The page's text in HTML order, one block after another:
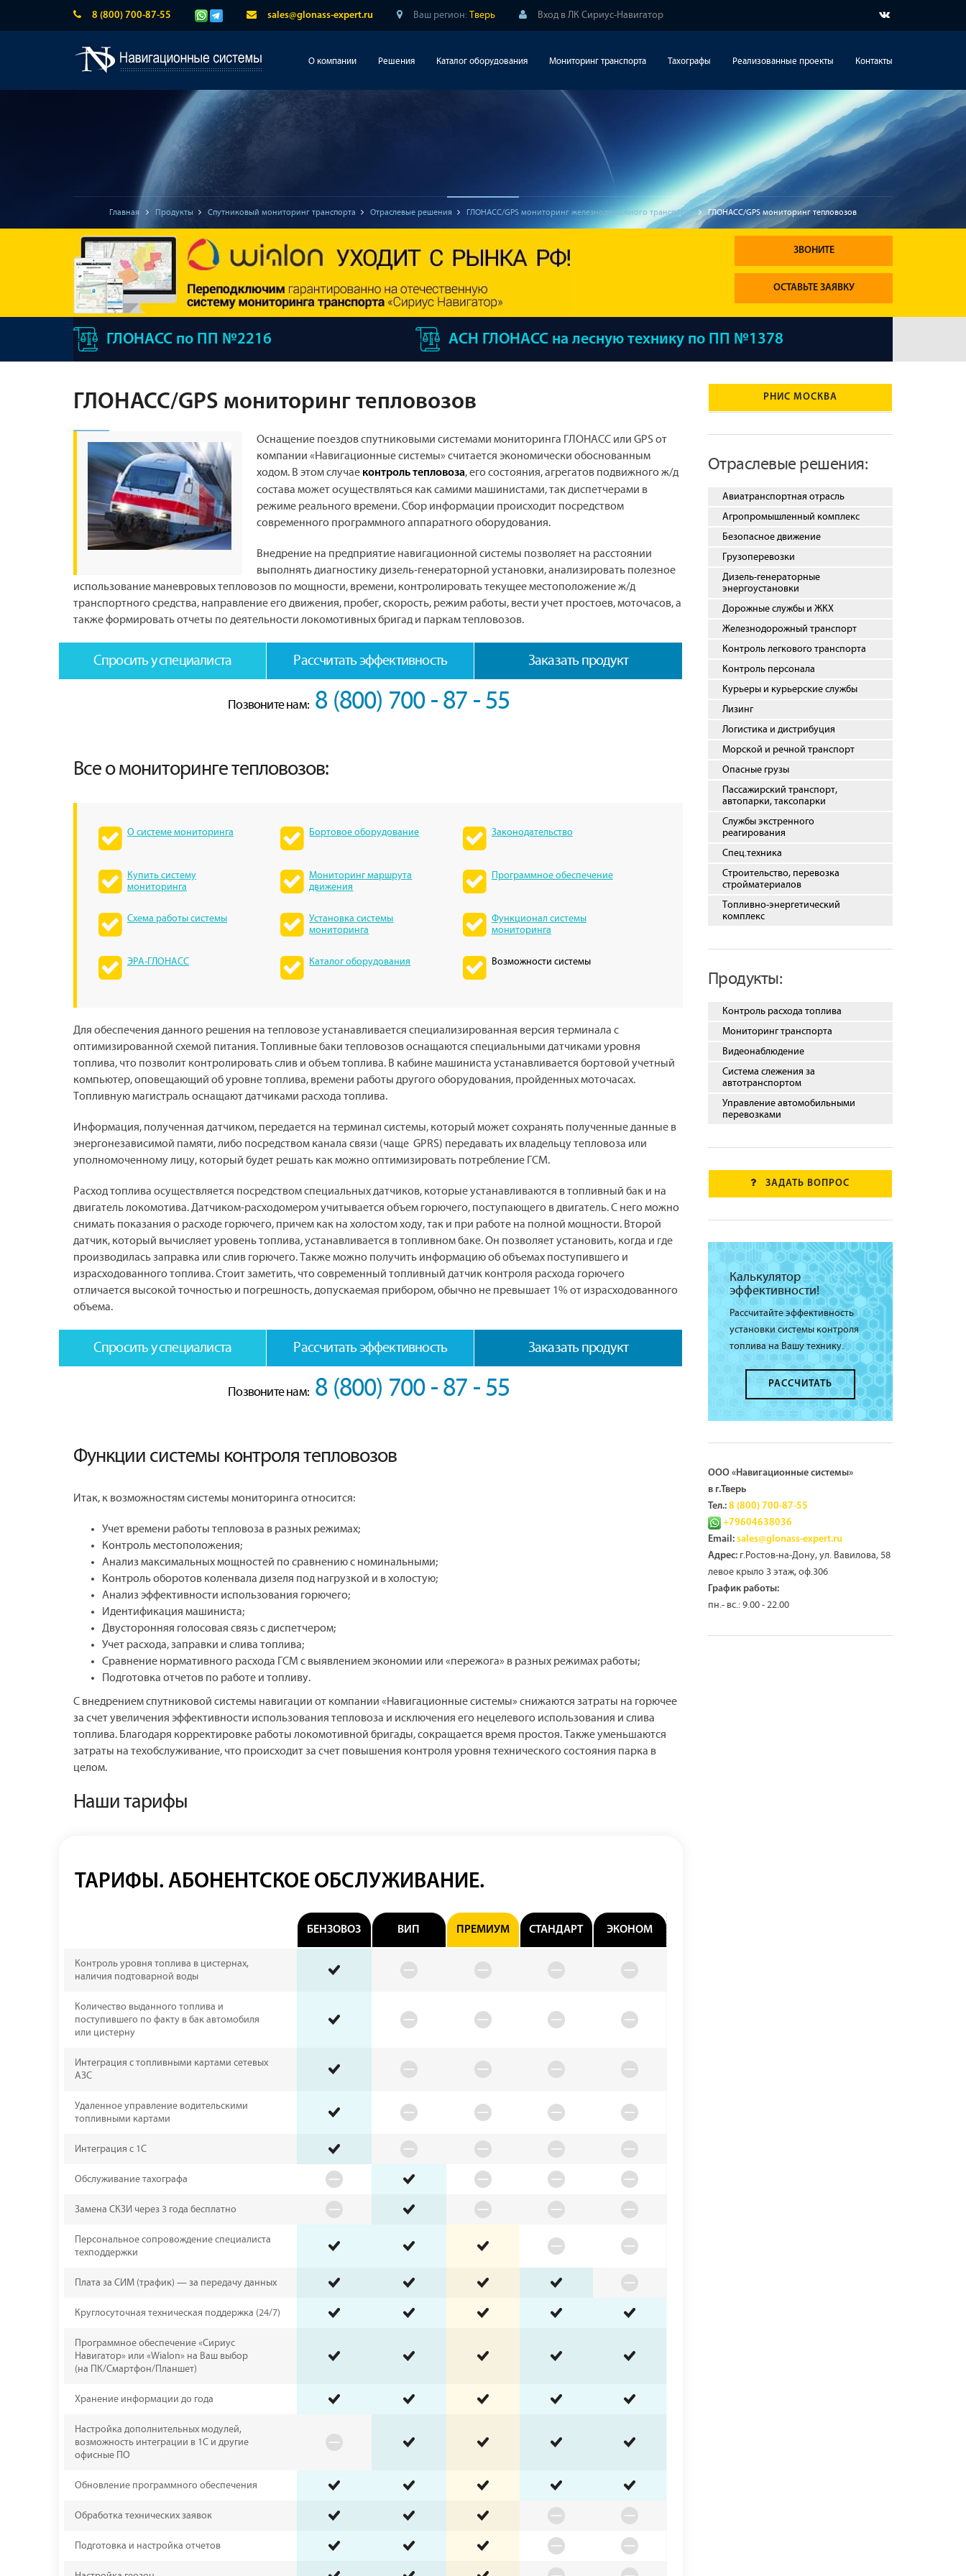
8 (800) 700-87-55 sales@glonass-expert.ru Ваш регион: Тверь Вход в ЛК Сириус-Навигатор
О компании Решения Каталог оборудования Мониторинг транспорта Тахографы Реализованные проекты Контакты
Главная Продукты Спутниковый мониторинг транспорта Отраслевые решения ГЛОНАСС/GPS мониторинг железнодорожного транспорта ГЛОНАСС/GPS мониторинг тепловозов
ЗВОНИТЕ
ОСТАВЬТЕ ЗАЯВКУ
ГЛОНАСС по ПП №2216 АСН ГЛОНАСС на лесную технику по ПП №1378
ГЛОНАСС/GPS мониторинг тепловозов
Оснащение поездов спутниковыми системами мониторинга ГЛОНАСС или GPS от
компании «Навигационные системы» считается экономически обоснованным
ходом. В этом случае контроль тепловоза, его состояния, агрегатов подвижного ж/д
состава может осуществляться как самими машинистами, так диспетчерами в
режиме реального времени. Сбор информации происходит посредством
современного программного аппаратного оборудования.
Внедрение на предприятие навигационной системы позволяет на расстоянии
выполнять диагностику дизель-генераторной установки, анализировать полезное
использование маневровых тепловозов по мощности, времени, контролировать текущее местоположение ж/д
транспортного средства, направление его движения, пробег, скорость, режим работы, вести учет простоев, моточасов, а
также формировать отчеты по деятельности локомотивных бригад и паркам тепловозов.
Спросить у специалиста Рассчитать эффективность Заказать продукт
Позвоните нам: 8 (800) 700 - 87 - 55
Все о мониторинге тепловозов:
О системе мониторинга Бортовое оборудование Законодательство
Купить систему
мониторинга
Мониторинг маршрута
движения
Программное обеспечение
Схема работы системы
Установка системы
мониторинга
Функционал системы
мониторинга
ЭРА-ГЛОНАСС Каталог оборудования Возможности системы
Для обеспечения данного решения на тепловозе устанавливается специализированная версия терминала с
оптимизированной схемой питания. Топливные баки тепловозов оснащаются специальными датчиками уровня
топлива, что позволит контролировать слив и объем топлива. В кабине машиниста устанавливается бортовой учетный
компьютер, оповещающий об уровне топлива, времени работы другого оборудования, пройденных моточасах.
Топливную магистраль оснащают датчиками расхода топлива.
Информация, полученная датчиком, передается на терминал системы, который может сохранять полученные данные в
энергонезависимой памяти, либо посредством канала связи (чаще GPRS) передавать их владельцу тепловоза или
уполномоченному лицу, который будет решать как можно оптимизировать потребление ГСМ.
Расход топлива осуществляется посредством специальных датчиков, которые устанавливаются в топливный бак и на
двигатель локомотива. Датчиком-расходомером учитывается объем горючего, поступающего в двигатель. С него можно
снимать показания о расходе горючего, причем как на холостом ходу, так и при работе на полной мощности. Второй
датчик, который вычисляет уровень топлива, устанавливается в топливном баке. Он позволяет установить, когда и где
производилась заправка или слив горючего. Также можно получить информацию об объемах поступившего и
израсходованного топлива. Стоит заметить, что современный топливный датчик контроля расхода горючего
отличается высокой точностью и погрешность, допускаемая прибором, обычно не превышает 1% от израсходованного
объема.
Спросить у специалиста Рассчитать эффективность Заказать продукт
Позвоните нам: 8 (800) 700 - 87 - 55
Функции системы контроля тепловозов
Итак, к возможностям системы мониторинга относится:
Учет времени работы тепловоза в разных режимах;
Контроль местоположения;
Анализ максимальных мощностей по сравнению с номинальными;
Контроль оборотов коленвала дизеля под нагрузкой и в холостую;
Анализ эффективности использования горючего;
Идентификация машиниста;
Двусторонняя голосовая связь с диспетчером;
Учет расхода, заправки и слива топлива;
Сравнение нормативного расхода ГСМ с выявлением экономии или «пережога» в разных режимах работы;
Подготовка отчетов по работе и топливу.
С внедрением спутниковой системы навигации от компании «Навигационные системы» снижаются затраты на горючее
за счет увеличения эффективности использования тепловоза и исключения его нецелевого использования и слива
топлива. Благодаря корректировке работы локомотивной бригады, сокращается время простоя. Также уменьшаются
затраты на техобслуживание, что происходит за счет повышения контроля уровня технического состояния парка в
целом.
Наши тарифы
ТАРИФЫ. АБОНЕНТСКОЕ ОБСЛУЖИВАНИЕ.
БЕНЗОВОЗ ВИП ПРЕМИУМ СТАНДАРТ ЭКОНОМ
Контроль уровня топлива в цистернах,
наличия подтоварной воды
Количество выданного топлива и
поступившего по факту в бак автомобиля
или цистерну
Интеграция с топливными картами сетевых
АЗС
Удаленное управление водительскими
топливными картами
Интеграция с 1С
Обслуживание тахографа
Замена СКЗИ через 3 года бесплатно
Персональное сопровождение специалиста
техподдержки
Плата за СИМ (трафик) — за передачу данных
Круглосуточная техническая поддержка (24/7)
Программное обеспечение «Сириус
Навигатор» или «Wialon» на Ваш выбор
(на ПК/Смартфон/Планшет)
Хранение информации до года
Настройка дополнительных модулей,
возможность интеграции в 1С и другие
офисные ПО
Обновление программного обеспечения
Обработка технических заявок
Подготовка и настройка отчетов
РНИС МОСКВА
Отраслевые решения:
Авиатранспортная отрасль
Агропромышленный комплекс
Безопасное движение
Грузоперевозки
Дизель-генераторные
энергоустановки
Дорожные службы и ЖКХ
Железнодорожный транспорт
Контроль легкового транспорта
Контроль персонала
Курьеры и курьерские службы
Лизинг
Логистика и дистрибуция
Морской и речной транспорт
Опасные грузы
Пассажирский транспорт,
автопарки, таксопарки
Службы экстренного
реагирования
Спец.техника
Строительство, перевозка
стройматериалов
Топливно-энергетический
комплекс
Продукты:
Контроль расхода топлива
Мониторинг транспорта
Видеонаблюдение
Система слежения за
автотранспортом
Управление автомобильными
перевозками
ЗАДАТЬ ВОПРОС
Калькулятор
эффективности!
Рассчитайте эффективность
установки системы контроля
топлива на Вашу технику.
РАССЧИТАТЬ
ООО «Навигационные системы»
в г.Тверь
Тел.: 8 (800) 700-87-55
+79604638036
Email: sales@glonass-expert.ru
Адрес:г.Ростов-на-Дону, ул. Вавилова, 58
левое крыло 3 этаж, оф.306
График работы:
пн.- вс.: 9.00 - 22.00